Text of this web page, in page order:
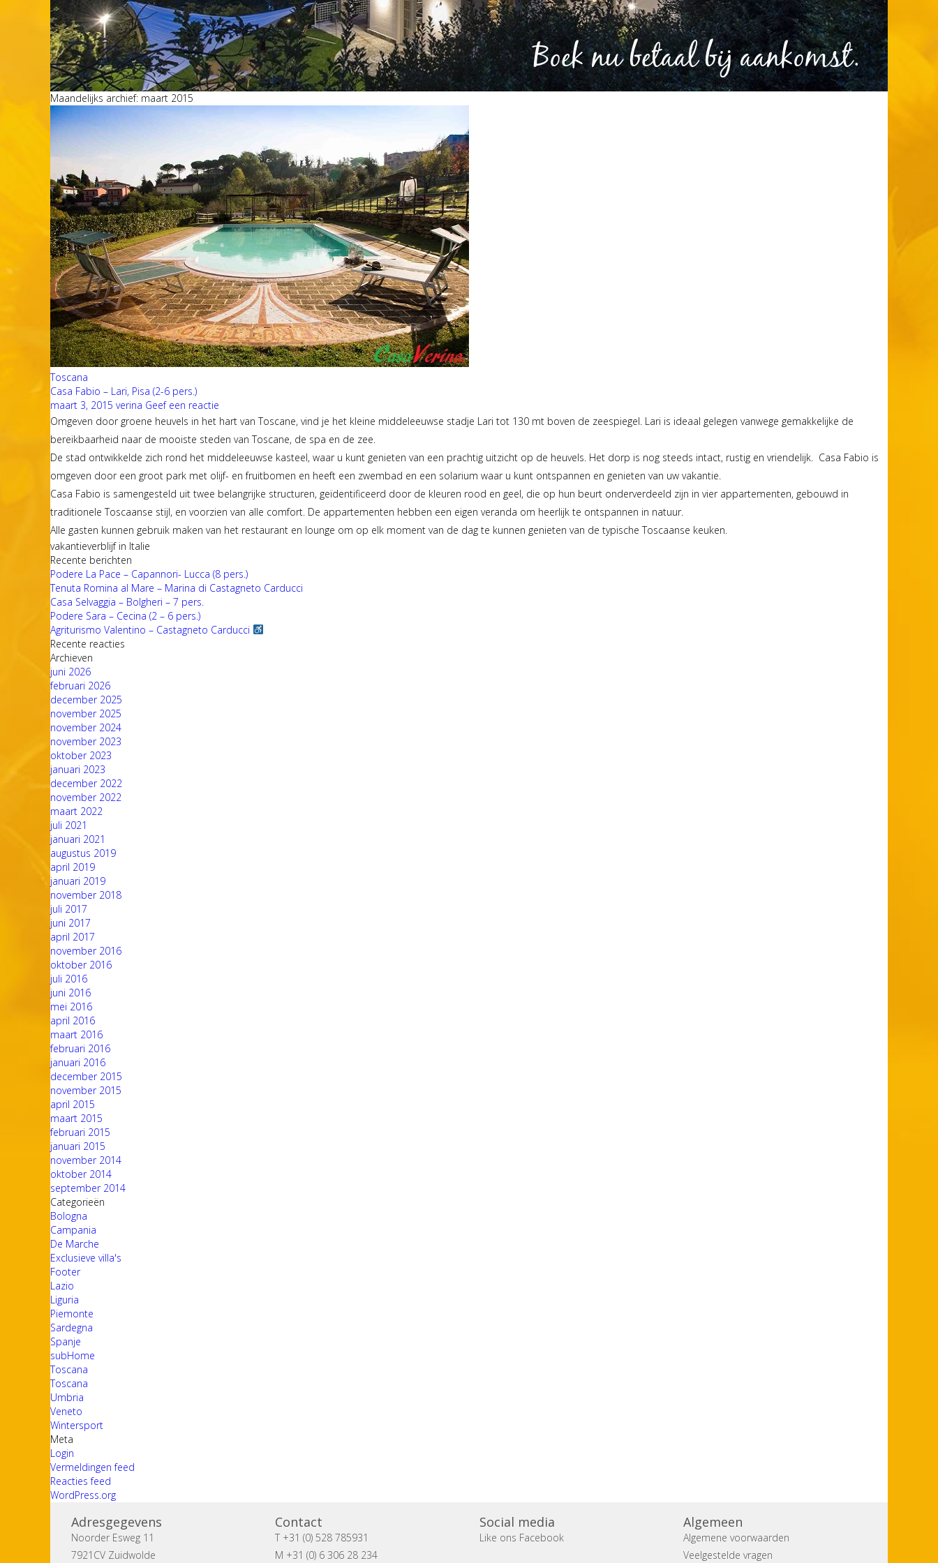
Boek nu betaal bij aankomst.
Maandelijks archief: maart 2015
Toscana
Casa Fabio – Lari, Pisa (2-6 pers.)
maart 3, 2015 verina Geef een reactie
Omgeven door groene heuvels in het hart van Toscane, vind je het kleine middeleeuwse stadje Lari tot 130 mt boven de zeespiegel. Lari is ideaal gelegen vanwege gemakkelijke de
bereikbaarheid naar de mooiste steden van Toscane, de spa en de zee.
De stad ontwikkelde zich rond het middeleeuwse kasteel, waar u kunt genieten van een prachtig uitzicht op de heuvels. Het dorp is nog steeds intact, rustig en vriendelijk. Casa Fabio is
omgeven door een groot park met olijf- en fruitbomen en heeft een zwembad en een solarium waar u kunt ontspannen en genieten van uw vakantie.
Casa Fabio is samengesteld uit twee belangrijke structuren, geïdentificeerd door de kleuren rood en geel, die op hun beurt onderverdeeld zijn in vier appartementen, gebouwd in
traditionele Toscaanse stijl, en voorzien van alle comfort. De appartementen hebben een eigen veranda om heerlijk te ontspannen in natuur.
Alle gasten kunnen gebruik maken van het restaurant en lounge om op elk moment van de dag te kunnen genieten van de typische Toscaanse keuken.
vakantieverblijf in Italie
Recente berichten
Podere La Pace – Capannori- Lucca (8 pers.)
Tenuta Romina al Mare – Marina di Castagneto Carducci
Casa Selvaggia – Bolgheri – 7 pers.
Podere Sara – Cecina (2 – 6 pers.)
Agriturismo Valentino – Castagneto Carducci
Recente reacties
Archieven
juni 2026
februari 2026
december 2025
november 2025
november 2024
november 2023
oktober 2023
januari 2023
december 2022
november 2022
maart 2022
juli 2021
januari 2021
augustus 2019
april 2019
januari 2019
november 2018
juli 2017
juni 2017
april 2017
november 2016
oktober 2016
juli 2016
juni 2016
mei 2016
april 2016
maart 2016
februari 2016
januari 2016
december 2015
november 2015
april 2015
maart 2015
februari 2015
januari 2015
november 2014
oktober 2014
september 2014
Categorieën
Bologna
Campania
De Marche
Exclusieve villa's
Footer
Lazio
Liguria
Piemonte
Sardegna
Spanje
subHome
Toscana
Toscana
Umbria
Veneto
Wintersport
Meta
Login
Vermeldingen feed
Reacties feed
WordPress.org
Adresgegevens
Noorder Esweg 11
7921CV Zuidwolde
Contact
T +31 (0) 528 785931
M +31 (0) 6 306 28 234
Social media
Like ons Facebook
Algemeen
Algemene voorwaarden
Veelgestelde vragen